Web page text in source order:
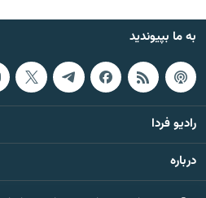
به ما بپیوندید
رادیو فردا
درباره